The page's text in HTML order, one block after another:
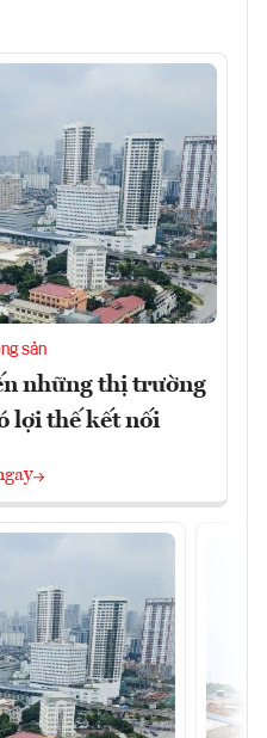
sản
những thị trường
lợi thế kết nối